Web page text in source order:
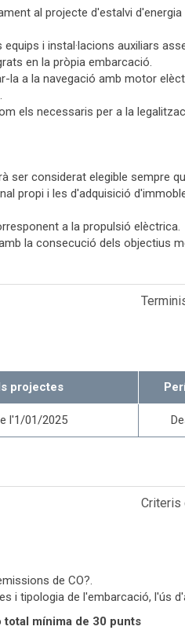
al projecte d'estalvi
i instal·lacions auxiliars
en la pròpia embarcació.
la a la navegació amb motor
els necessaris per a la
ser considerat elegible sempre
propi i les d'adquisició
a la propulsió elèctrica.
la consecució dels objectius
projectes
l'1/01/2025
Criteris
de CO?.
i tipologia de l'embarcació, l'ús
mínima de 30 punts